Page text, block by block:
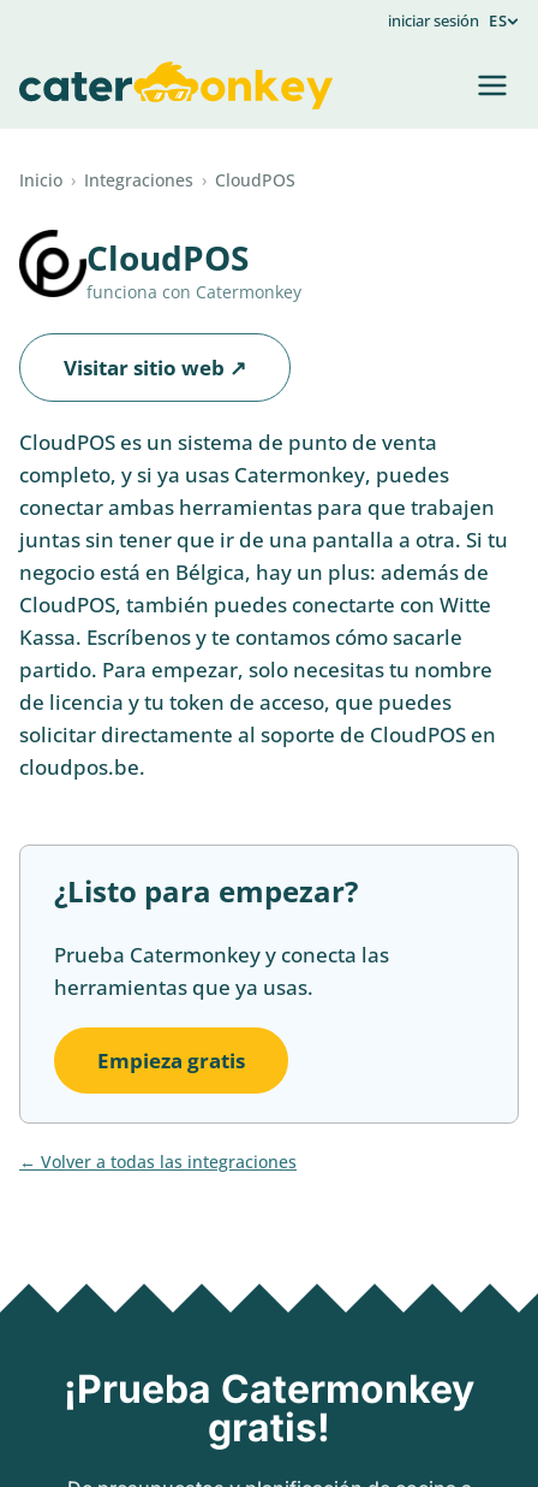
iniciar sesión ES
Inicio › Integraciones › CloudPOS
CloudPOS
funciona con Catermonkey
Visitar sitio web ↗
CloudPOS es un sistema de punto de venta
completo, y si ya usas Catermonkey, puedes
conectar ambas herramientas para que trabajen
juntas sin tener que ir de una pantalla a otra. Si tu
negocio está en Bélgica, hay un plus: además de
CloudPOS, también puedes conectarte con Witte
Kassa. Escríbenos y te contamos cómo sacarle
partido. Para empezar, solo necesitas tu nombre
de licencia y tu token de acceso, que puedes
solicitar directamente al soporte de CloudPOS en
cloudpos.be.
¿Listo para empezar?
Prueba Catermonkey y conecta las
herramientas que ya usas.
Empieza gratis
Volver a todas las integraciones
¡Prueba Catermonkey
gratis!